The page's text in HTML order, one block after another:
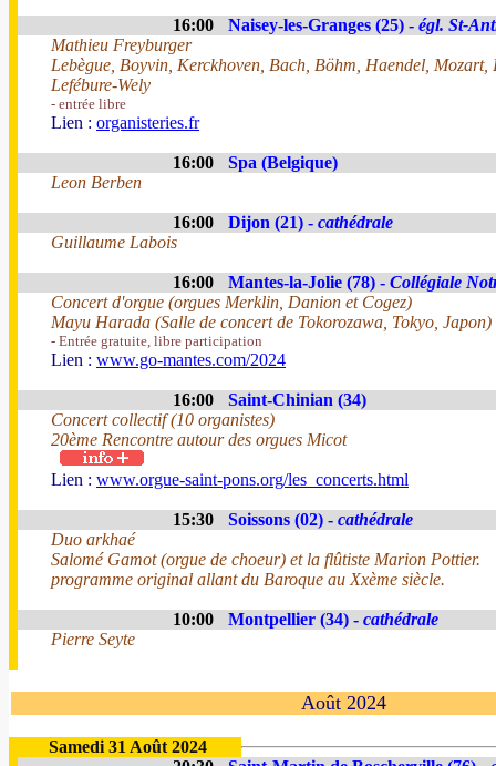
16:00 Naisey-les-Granges (25) - égl. St-
Mathieu Freyburger
Lebègue, Boyvin, Kerckhoven, Bach, Böhm, Haendel, Mozart,
Lefébure-Wely
- entrée libre
Lien : organisteries.fr
16:00
Spa (Belgique)
Leon Berben
16:00 Dijon (21) - cathédrale
Guillaume Labois
16:00 Mantes-la-Jolie (78) - Collégiale
Concert d'orgue (orgues Merklin, Danion et Cogez)
Mayu Harada (Salle de concert de Tokorozawa, Tokyo, Japon)
- Entrée gratuite, libre participation
Lien : www.go-mantes.com/2024
16:00
Saint-Chinian (34)
Concert collectif (10 organistes)
20ème Rencontre autour des orgues Micot
Lien : www.orgue-saint-pons.org/les_concerts.html
15:30 Soissons (02) - cathédrale
Duo arkhaé
Salomé Gamot (orgue de choeur) et la flûtiste Marion Pottier.
programme original allant du Baroque au Xxème siècle.
10:00 Montpellier (34) - cathédrale
Pierre Seyte
Août 2024
Samedi 31 Août 2024